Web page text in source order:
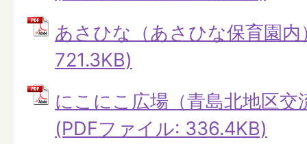
あさひな（あさひな保育園
721.3KB)
にこにこ広場（青島北地区交
(PDFファイル: 336.4KB)